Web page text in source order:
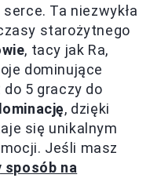
Ta niezwykła
starożytnego
, tacy jak Ra,
dominujące
do 5 graczy do
, dzięki
się unikalnym
Jeśli masz
sposób na